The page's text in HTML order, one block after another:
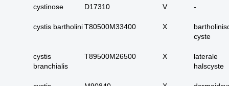
17. alle maligne
18. alle
basaalcelcarcinomen
19. alle (primaire)
20. alle metastasen
cystinose D17310 V -
cystis bartholiniT80500M33400 X
cyste
cystis
branchialis
T89500M26500 X
laterale
halscyste